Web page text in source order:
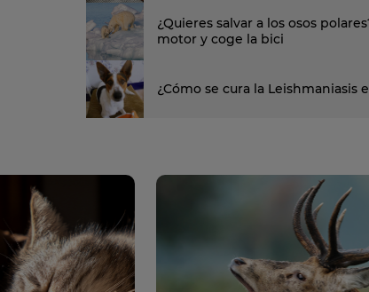
¿Quieres salvar a los osos
motor y coge la bici
¿Cómo se cura la Leishmaniasis